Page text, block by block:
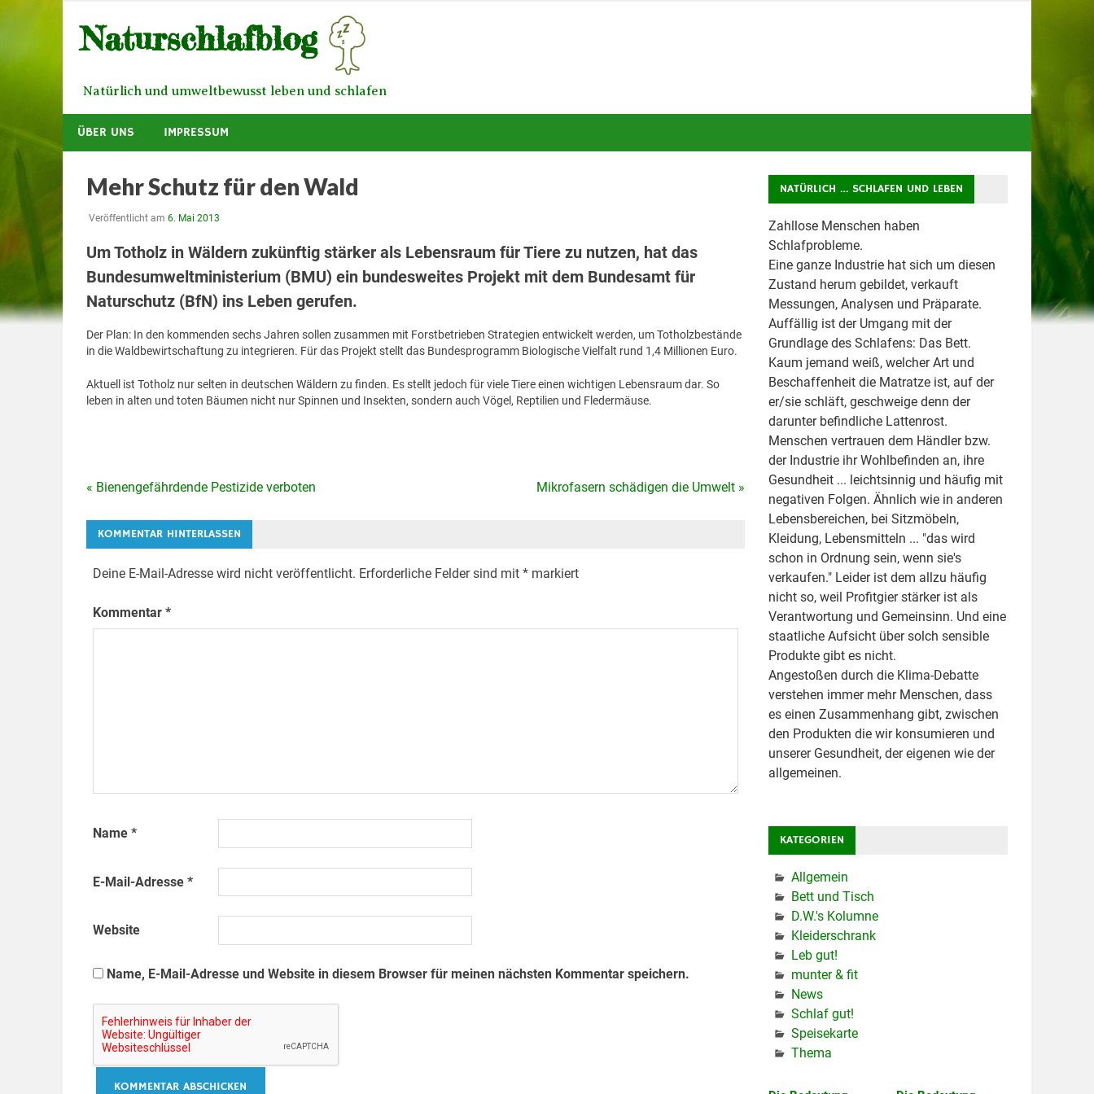
Inhalt
springen
Naturschlafblog
Natürlich und umweltbewusst leben und schlafen
ÜBER UNS IMPRESSUM
Mehr Schutz für den Wald
Veröffentlicht am 6. Mai 2013
Um Totholz in Wäldern zukünftig stärker als Lebensraum für Tiere zu nutzen, hat das
Bundesumweltministerium (BMU) ein bundesweites Projekt mit dem Bundesamt für
Naturschutz (BfN) ins Leben gerufen.
Der Plan: In den kommenden sechs Jahren sollen zusammen mit Forstbetrieben Strategien entwickelt werden, um Totholzbestände
in die Waldbewirtschaftung zu integrieren. Für das Projekt stellt das Bundesprogramm Biologische Vielfalt rund 1,4 Millionen Euro.
Aktuell ist Totholz nur selten in deutschen Wäldern zu finden. Es stellt jedoch für viele Tiere einen wichtigen Lebensraum dar. So
leben in alten und toten Bäumen nicht nur Spinnen und Insekten, sondern auch Vögel, Reptilien und Fledermäuse.
Beitragsnavigation
« Bienengefährdende Pestizide verboten Mikrofasern schädigen die Umwelt »
KOMMENTAR HINTERLASSEN
Deine E-Mail-Adresse wird nicht veröffentlicht. Erforderliche Felder sind mit *markiert
Kommentar *
Name *
E-Mail-Adresse *
Website
Name, E-Mail-Adresse und Website in diesem Browser für meinen nächsten Kommentar speichern.
NATÜRLICH … SCHLAFEN UND LEBEN
Zahllose Menschen haben
Schlafprobleme.
Eine ganze Industrie hat sich um diesen
Zustand herum gebildet, verkauft
Messungen, Analysen und Präparate.
Auffällig ist der Umgang mit der
Grundlage des Schlafens: Das Bett.
Kaum jemand weiß, welcher Art und
Beschaffenheit die Matratze ist, auf der
er/sie schläft, geschweige denn der
darunter befindliche Lattenrost.
Menschen vertrauen dem Händler bzw.
der Industrie ihr Wohlbefinden an, ihre
Gesundheit ... leichtsinnig und häufig mit
negativen Folgen. Ähnlich wie in anderen
Lebensbereichen, bei Sitzmöbeln,
Kleidung, Lebensmitteln ... "das wird
schon in Ordnung sein, wenn sie's
verkaufen." Leider ist dem allzu häufig
nicht so, weil Profitgier stärker ist als
Verantwortung und Gemeinsinn. Und eine
staatliche Aufsicht über solch sensible
Produkte gibt es nicht.
Angestoßen durch die Klima-Debatte
verstehen immer mehr Menschen, dass
es einen Zusammenhang gibt, zwischen
den Produkten die wir konsumieren und
unserer Gesundheit, der eigenen wie der
allgemeinen.
KATEGORIEN
Allgemein
Bett und Tisch
D.W.'s Kolumne
Kleiderschrank
Leb gut!
munter & fit
News
Schlaf gut!
Speisekarte
Thema